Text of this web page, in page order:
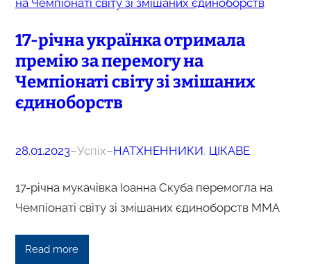
17-річна українка отримала
премію за перемогу на
Чемпіонаті світу зі змішаних
єдиноборств
28.01.2023–Успіх–НАТХНЕННИКИ, ЦІКАВЕ
17-річна мукачівка Іоанна Скуба перемогла на
Чемпіонаті світу зі змішаних єдиноборств ММА
Read more